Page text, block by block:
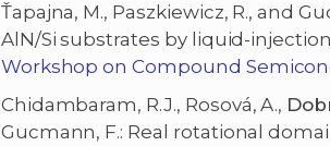
Ťapajna, M., Paszkiewicz, R., and
AlN/Si substrates by liquid-
Workshop on Compound
Chidambaram, R.J., Rosová, A.,
Gucmann, F.: Real rotational